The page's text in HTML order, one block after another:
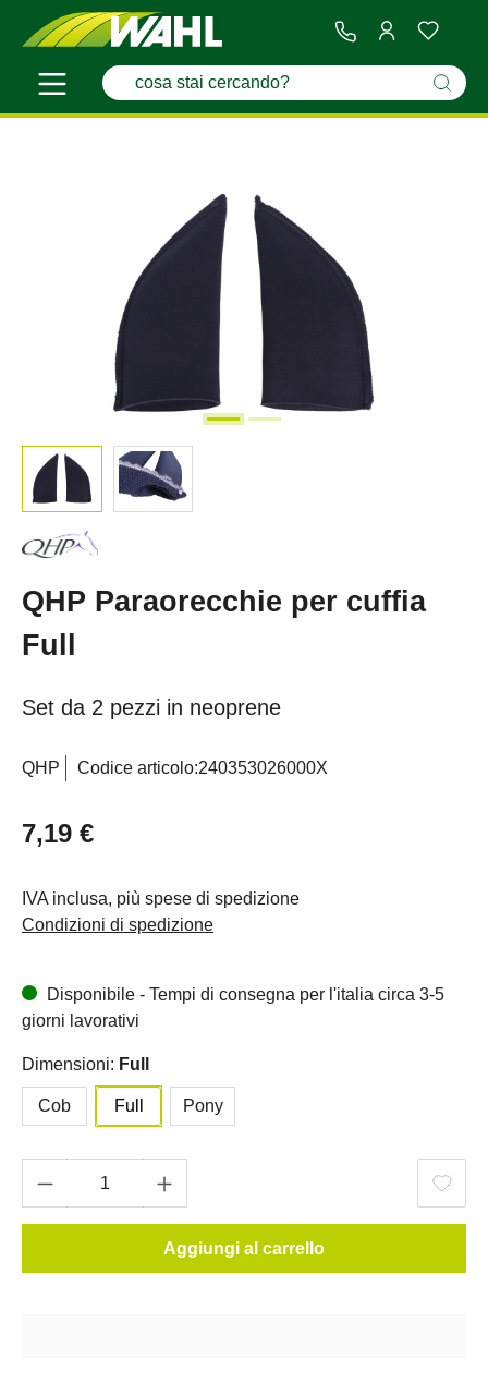
QHP Paraorecchie per cuffia
Full
Set da 2 pezzi in neoprene
QHP Codice articolo:240353026000X
7,19 €
IVA inclusa, più spese di spedizione
Condizioni di spedizione
Disponibile - Tempi di consegna per l'italia circa 3-5
giorni lavorativi
Dimensioni: Full
Cob Full Pony
Aggiungi al carrello